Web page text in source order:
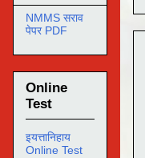
NMMS सराव
पेपर PDF
Online
Test
इयत्तानिहाय
Online Test